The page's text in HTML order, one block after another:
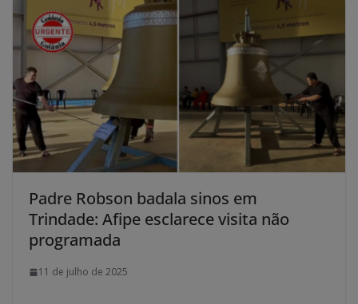
Padre Robson badala sinos em
Trindade: Afipe esclarece visita não
programada
11 de julho de 2025